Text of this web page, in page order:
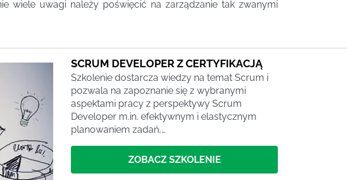
wiele uwagi należy poświęcić na zarządzanie tak zwanymi
SCRUM DEVELOPER Z CERTYFIKACJĄ
Szkolenie dostarcza wiedzy na temat Scrum i
pozwala na zapoznanie się z wybranymi
aspektami pracy z perspektywy Scrum
Developer m.in. efektywnym i elastycznym
planowaniem zadań,…
ZOBACZ SZKOLENIE